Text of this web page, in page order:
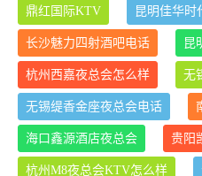
鼎红国际KTV 昆明佳华时
长沙魅力四射酒吧电话 昆
杭州西嘉夜总会怎么样 无
无锡缇香金座夜总会电话
海口鑫源酒店夜总会 贵阳
杭州M8夜总会KTV怎么样